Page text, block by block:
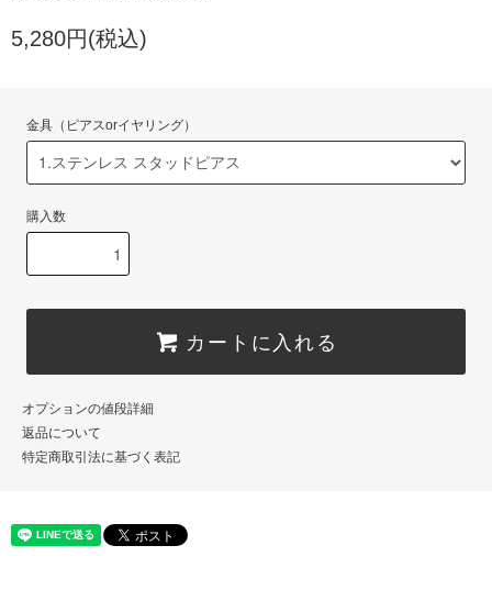
5,280円(税込)
金具（ピアスorイヤリング）
購入数
カートに入れる
オプションの値段詳細
返品について
特定商取引法に基づく表記